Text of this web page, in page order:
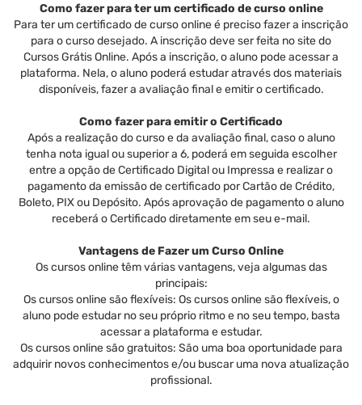
Como fazer para ter um certificado de curso online
Para ter um certificado de curso online é preciso fazer a inscrição
para o curso desejado. A inscrição deve ser feita no site do
Cursos Grátis Online. Após a inscrição, o aluno pode acessar a
plataforma. Nela, o aluno poderá estudar através dos materiais
disponíveis, fazer a avaliação final e emitir o certificado.
Como fazer para emitir o Certificado
Após a realização do curso e da avaliação final, caso o aluno
tenha nota igual ou superior a 6, poderá em seguida escolher
entre a opção de Certificado Digital ou Impressa e realizar o
pagamento da emissão de certificado por Cartão de Crédito,
Boleto, PIX ou Depósito. Após aprovação de pagamento o aluno
receberá o Certificado diretamente em seu e-mail.
Vantagens de Fazer um Curso Online
Os cursos online têm várias vantagens, veja algumas das
principais:
Os cursos online são flexíveis: Os cursos online são flexíveis, o
aluno pode estudar no seu próprio ritmo e no seu tempo, basta
acessar a plataforma e estudar.
Os cursos online são gratuitos: São uma boa oportunidade para
adquirir novos conhecimentos e/ou buscar uma nova atualização
profissional.